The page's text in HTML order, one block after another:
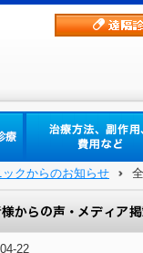
クからのお知らせ
22